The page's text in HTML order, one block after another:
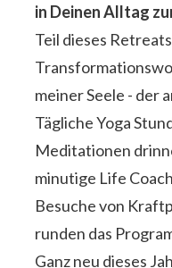
in Deinen Alltag
Teil dieses
meiner Seele - der
Tägliche Yoga
Meditationen
minutige Life
Besuche von
runden das
Ganz neu dieses